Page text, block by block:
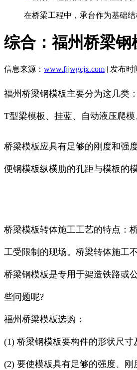
在桥梁工程中，承台作为基础
综合：福州桥梁钢
信息来源： www.fjjwgcjx.com | 发布时
福州桥梁钢模板主要分为这几类
T型梁模板、挂蓝、自动液压爬模
桥梁模板应具有足够的刚度和强
便钢模板纵横肋的孔距与模板的
桥梁模板转体施工工艺的特点：
工受限制的现场。桥梁转体施工
桥梁钢模板是专用于架造铁路或
些问题呢?
福州桥梁模板选购：
(1) 桥梁钢模板要构件的形状尺寸
(2) 要使模板具有足够的强度、